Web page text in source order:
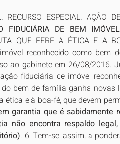
RECURSO ESPECIAL. AÇÃO
FIDUCIÁRIA DE BEM
QUE FERE A ÉTICA E A
reconhecido como bem
ao gabinete em 26/08/2016.
fiduciária de imóvel
bem de família ganha
ética e à boa-fé, que devem
garantia que é sabidamente
não encontra respaldo
. 6. Tem-se, assim, a